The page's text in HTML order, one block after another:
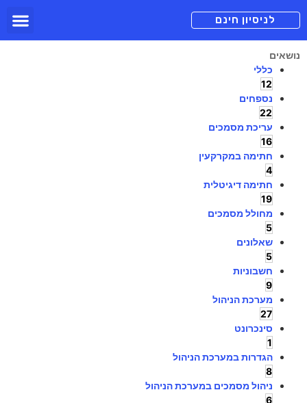
לניסיון חינם
נושאים
כללי
12
נספחים
22
עריכת מסמכים
16
חתימה במקרקעין
4
חתימה דיגיטלית
19
מחולל מסמכים
5
שאלונים
5
חשבוניות
9
מערכת הניהול
27
סינכרונט
1
הגדרות במערכת הניהול
8
ניהול מסמכים במערכת הניהול
6